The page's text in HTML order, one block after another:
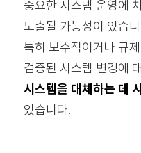
중요한 시스템 운영에
노출될 가능성이 있습
특히 보수적이거나 규
검증된 시스템 변경에
시스템을 대체하는 데
있습니다.